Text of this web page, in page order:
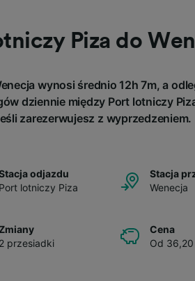
Piza do
wynosi średnio 12h 7m, a
dziennie między Port lotniczy
zarezerwujesz z wyprzedzeniem.
odjazdu
Port lotniczy Piza
Stacja
Wenecja
2 przesiadki
Cena
Od